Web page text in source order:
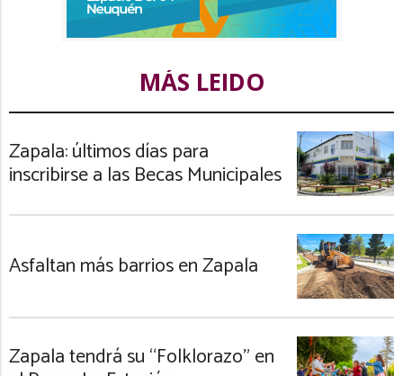
MÁS LEIDO
Zapala: últimos días para
inscribirse a las Becas Municipales
Asfaltan más barrios en Zapala
Zapala tendrá su “Folklorazo” en